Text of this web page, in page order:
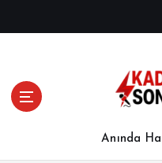
Anında